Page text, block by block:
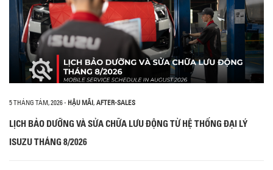
5 THÁNG TÁM, 2026- HẬU MÃI, AFTER-SALES
LỊCH BẢO DƯỠNG VÀ SỬA CHỮA LƯU ĐỘNG TỪ HỆ THỐNG ĐẠI LÝ
ISUZU THÁNG 8/2026